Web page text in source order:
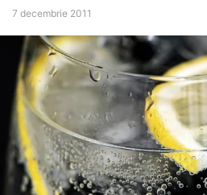
7 decembrie 2011